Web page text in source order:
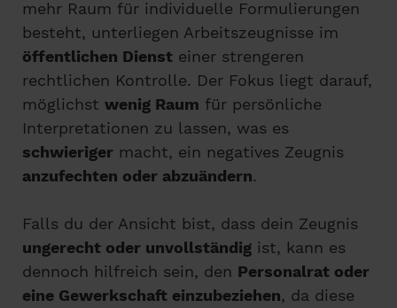
mehr Raum für individuelle Formulierungen
besteht, unterliegen Arbeitszeugnisse im
öffentlichen Dienst einer strengeren
rechtlichen Kontrolle. Der Fokus liegt darauf,
möglichst wenig Raum für persönliche
Interpretationen zu lassen, was es
schwieriger macht, ein negatives Zeugnis
anzufechten oder abzuändern.
Falls du der Ansicht bist, dass dein Zeugnis
ungerecht oder unvollständig ist, kann es
dennoch hilfreich sein, den Personalrat oder
eine Gewerkschaft einzubeziehen, da diese